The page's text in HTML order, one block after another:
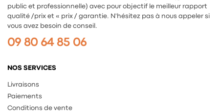
public et professionnelle) avec pour objectif le meilleur rapport
qualité /prix et « prix / garantie. N'hésitez pas à nous appeler si
vous avez besoin de conseil.
09 80 64 85 06
NOS SERVICES
Livraisons
Paiements
Conditions de vente